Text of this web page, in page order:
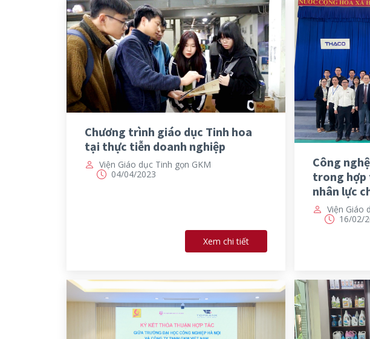
Chương trình giáo dục Tinh hoa
tại thực tiễn doanh nghiệp
Viện Giáo dục Tinh gọn GKM
04/04/2023
Xem chi tiết
Công
trong hợp
nhân lực
Viện Giáo
16/02/